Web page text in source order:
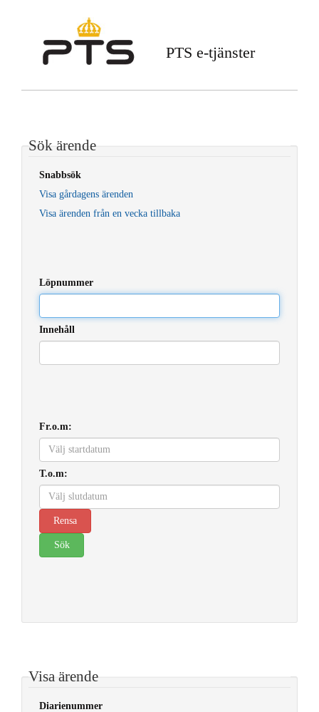
PTS e-tjänster
Sök ärende
Snabbsök
Visa gårdagens ärenden
Visa ärenden från en vecka tillbaka
Löpnummer
Innehåll
Fr.o.m:
T.o.m:
Visa ärende
Diarienummer